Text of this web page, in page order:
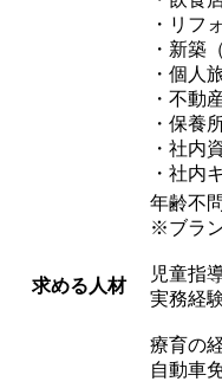
・リフ
・新築
・個人
・不動
・保養
・社内
・社内
求める人材
年齢不問
※ブラ
児童指
実務経
療育の
自動車